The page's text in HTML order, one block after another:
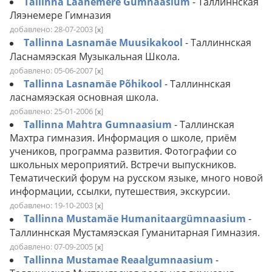
Ляэнемере Гимназия
добавлено: 28-07-2003 [x]
Tallinna Lasnamäe Muusikakool - Таллиннская
Ласнамяэская Музыкальная Школа.
добавлено: 05-06-2007 [x]
Tallinna Lasnamäe Põhikool - Таллиннская
ласнамяэская основная школа.
добавлено: 25-01-2006 [x]
Tallinna Mahtra Gumnaasium - Таллинская
Махтра гимназия. Информация о школе, приём
учеников, программа развития. Фотографии со
школьных мероприятий. Встречи выпускников.
Тематический форум на русском языке, много новой
информации, ссылки, путешествия, экскурсии.
добавлено: 19-10-2003 [x]
Tallinna Mustamäe Humanitaargümnaasium -
Таллиннская Мустамяэская Гуманитарная Гимназия.
добавлено: 07-09-2005 [x]
Tallinna Mustamae Reaalgumnaasium -